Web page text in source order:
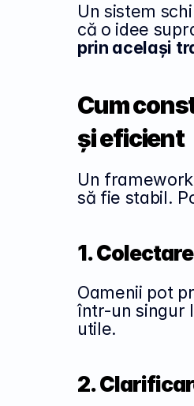
Un sistem
că o idee
prin același
Cum
și eficient
Un
să fie stabil.
1.
Oamenii pot
într-un singur
utile.
2.